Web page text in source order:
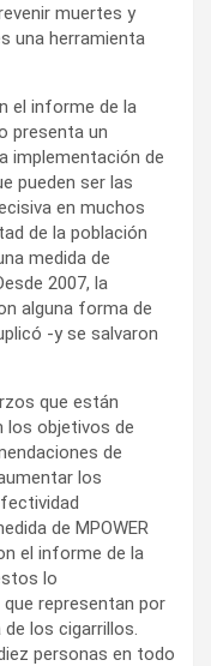
muertes y
una herramienta
el informe de la
presenta un
implementación de
pueden ser las
en muchos
de la población
medida de
2007, la
alguna forma de
-y se salvaron
que están
los objetivos de
de
los
de MPOWER
el informe de la
lo
representan por
los cigarrillos.
personas en todo